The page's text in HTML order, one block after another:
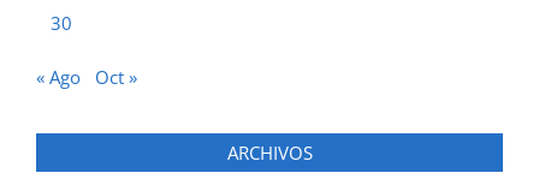
30
« Ago Oct »
ARCHIVOS